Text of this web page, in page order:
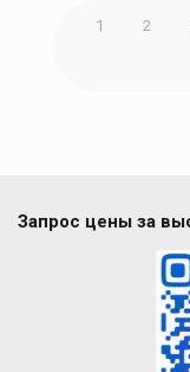
1 2
Запрос цены за